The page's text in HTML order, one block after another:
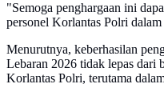
"Semoga penghargaan ini
personel Korlantas Polri
Menurutnya, keberhasilan
Lebaran 2026 tidak lepas dari
Korlantas Polri, terutama